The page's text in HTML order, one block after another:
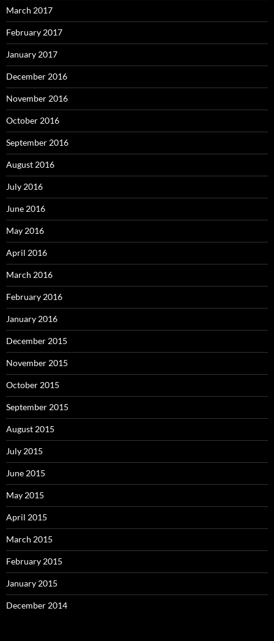
March 2017
February 2017
January 2017
December 2016
November 2016
October 2016
September 2016
August 2016
July 2016
June 2016
May 2016
April 2016
March 2016
February 2016
January 2016
December 2015
November 2015
October 2015
September 2015
August 2015
July 2015
June 2015
May 2015
April 2015
March 2015
February 2015
January 2015
December 2014